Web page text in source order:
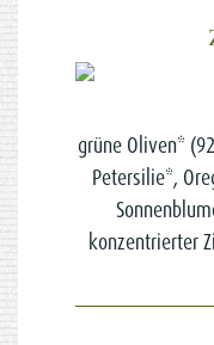
grüne Oliven*
Petersilie*,
konzentrierter